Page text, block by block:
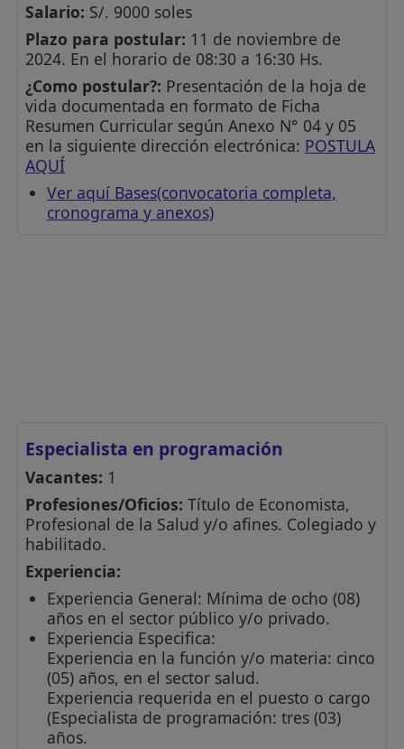
Salario: S/. 9000 soles
Plazo para postular: 11 de noviembre de
2024. En el horario de 08:30 a 16:30 Hs.
¿Como postular?: Presentación de la hoja de
vida documentada en formato de Ficha
Resumen Curricular según Anexo N° 04 y 05
en la siguiente dirección electrónica: POSTULA
AQUÍ
Ver aquí Bases(convocatoria completa,
cronograma y anexos)
Especialista en programación
Vacantes: 1
Profesiones/Oficios: Título de Economista,
Profesional de la Salud y/o afines. Colegiado y
habilitado.
Experiencia:
Experiencia General: Mínima de ocho (08)
años en el sector público y/o privado.
Experiencia Especifica:
Experiencia en la función y/o materia: cinco
(05) años, en el sector salud.
Experiencia requerida en el puesto o cargo
(Especialista de programación: tres (03)
años.